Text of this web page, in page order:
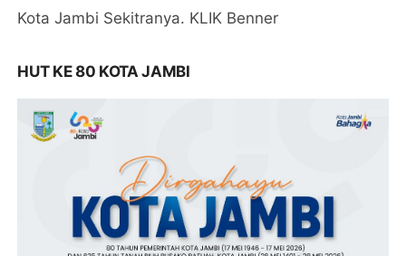
Kota Jambi Sekitranya. KLIK Benner
HUT KE 80 KOTA JAMBI